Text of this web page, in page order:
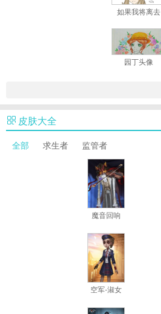
如果我将离去
园丁头像
皮肤大全
全部 求生者 监管者
魔音回响
空军-淑女